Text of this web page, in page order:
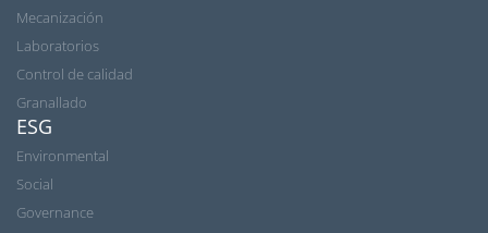
Mecanización
Laboratorios
Control de calidad
Granallado
ESG
Environmental
Social
Governance